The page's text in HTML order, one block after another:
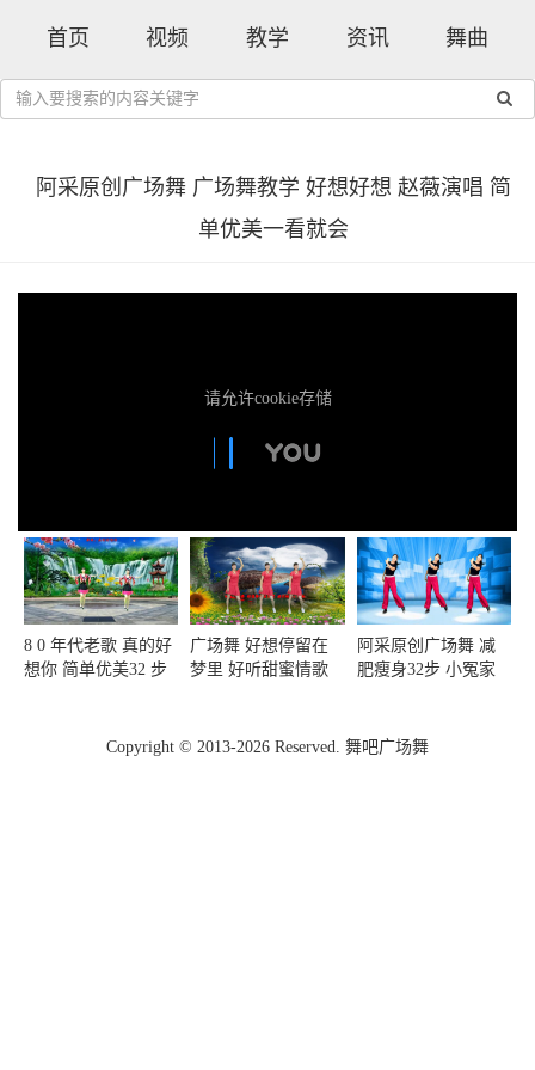
首页 视频 教学 资讯 舞曲
阿采原创广场舞 广场舞教学 好想好想 赵薇演唱 简
单优美一看就会
请允许cookie存储
8 0 年代老歌 真的好
想你 简单优美32 步
广场舞 好想停留在
梦里 好听甜蜜情歌
阿采原创广场舞 减
肥瘦身32步 小冤家
Copyright © 2013-2026 Reserved. 舞吧广场舞